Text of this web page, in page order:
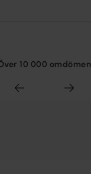
10 000 omdömen